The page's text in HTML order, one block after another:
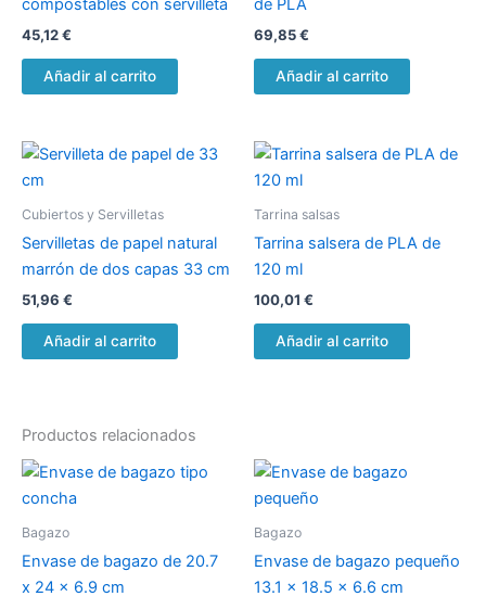
compostables con servilleta
45,12€
Añadir al carrito
de PLA
69,85€
Añadir al carrito
Cubiertos y Servilletas
Servilletas de papel natural
marrón de dos capas 33 cm
51,96 €
Añadir al carrito
Tarrina salsas
Tarrina salsera de PLA de
120 ml
100,01 €
Añadir al carrito
Productos relacionados
Bagazo
Envase de bagazo de 20.7
x 24 x 6.9 cm
Bagazo
Envase de bagazo pequeño
13.1 x 18.5 x 6.6 cm